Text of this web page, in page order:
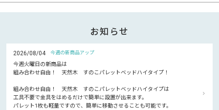
お知らせ
2026/08/04 今週の新商品アップ
今週火曜日の新商品は
組み合わせ自由！ 天然木 すのこパレットベッドハイタイプ！
組み合わせ自由！ 天然木 すのこパレットベッドハイタイプは
工具不要で金具をはめるだけで簡単に設置が出来ます。
パレット1枚も軽量ですので、簡単に移動させることも可能です。